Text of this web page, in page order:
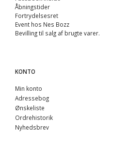
Åbningstider
Fortrydelsesret
Event hos Nes Bozz
Bevilling til salg af brugte varer.
KONTO
Min konto
Adressebog
Ønskeliste
Ordrehistorik
Nyhedsbrev